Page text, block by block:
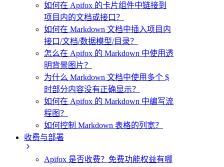
如何在 Apifox 的卡片组件中链接到
项目内的文档或接口？
如何在 Markdown 文档中插入项目内
接口/文档/数据模型/目录？
怎么在 Apifox 的 Markdown 中使用透
明背景图片？
为什么 Markdown 文档中使用多个 $
时部分内容没有正确显示？
如何在 Apifox 的 Markdown 中编写流
程图？
如何控制 Markdown 表格的列宽？
收费与部署
Apifox 是否收费？免费功能权益有哪